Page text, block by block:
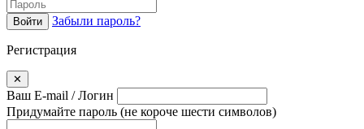
Войти Забыли пароль?
Регистрация
✕
Ваш E-mail / Логин
Придумайте пароль (не короче шести символов)